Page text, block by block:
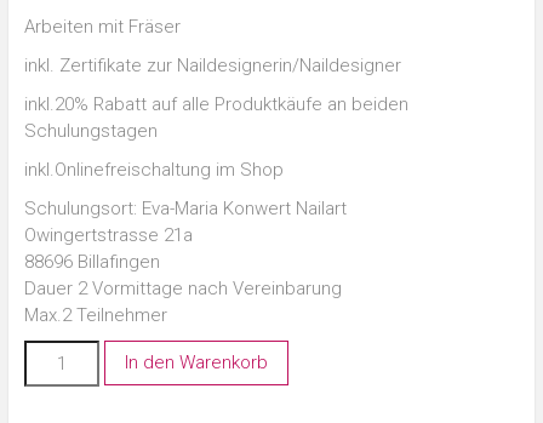
Arbeiten mit Fräser
inkl. Zertifikate zur Naildesignerin/Naildesigner
inkl.20% Rabatt auf alle Produktkäufe an beiden
Schulungstagen
inkl.Onlinefreischaltung im Shop
Schulungsort: Eva-Maria Konwert Nailart
Owingertstrasse 21a
88696 Billafingen
Dauer 2 Vormittage nach Vereinbarung
Max.2 Teilnehmer
In den Warenkorb